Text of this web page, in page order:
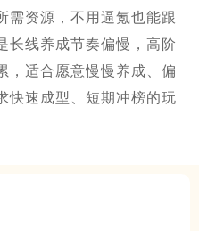
需资源，不用逼氪也能跟
长线养成节奏偏慢，高阶
，适合愿意慢慢养成、偏
快速成型、短期冲榜的玩